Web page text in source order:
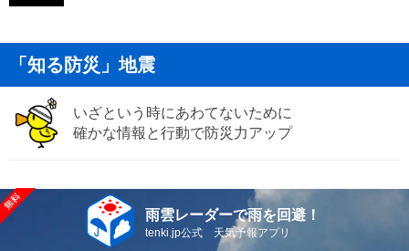
「知る防災」地震
いざという時にあわてないために
確かな情報と行動で防災力アップ
雨雲レーダーで雨を回避！
tenki.jp公式 天気予報アプリ